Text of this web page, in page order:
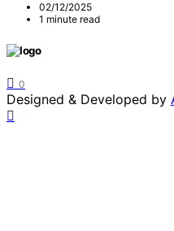
02/12/2025
1 minute read
0
Designed & Developed by